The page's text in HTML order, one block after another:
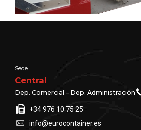
Sede
Central
Dep. Comercial – Dep. Administración
+34 976 10 75 25
info@eurocontainer.es